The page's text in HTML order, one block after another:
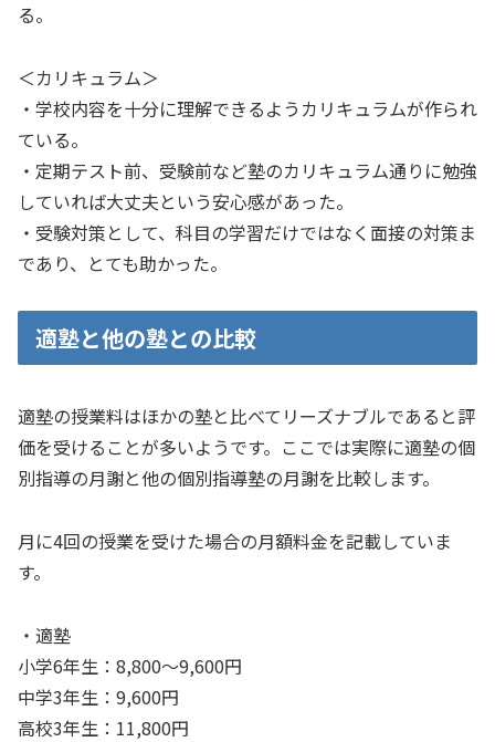
る。
＜カリキュラム＞
・学校内容を十分に理解できるようカリキュラムが作られ
ている。
・定期テスト前、受験前など塾のカリキュラム通りに勉強
していれば大丈夫という安心感があった。
・受験対策として、科目の学習だけではなく面接の対策ま
であり、とても助かった。
適塾と他の塾との比較
適塾の授業料はほかの塾と比べてリーズナブルであると評
価を受けることが多いようです。ここでは実際に適塾の個
別指導の月謝と他の個別指導塾の月謝を比較します。
月に4回の授業を受けた場合の月額料金を記載していま
す。
・適塾
小学6年生：8,800～9,600円
中学3年生：9,600円
高校3年生：11,800円